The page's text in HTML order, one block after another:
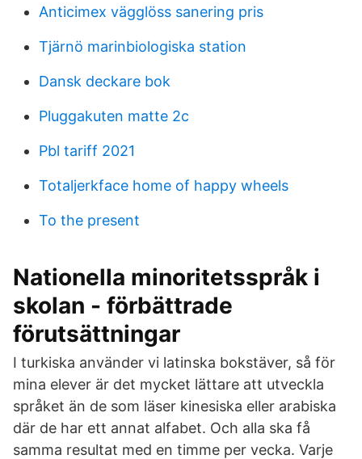
Anticimex vägglöss sanering pris
Tjärnö marinbiologiska station
Dansk deckare bok
Pluggakuten matte 2c
Pbl tariff 2021
Totaljerkface home of happy wheels
To the present
Nationella minoritetsspråk i
skolan - förbättrade
förutsättningar
I turkiska använder vi latinska bokstäver, så för
mina elever är det mycket lättare att utveckla
språket än de som läser kinesiska eller arabiska
där de har ett annat alfabet. Och alla ska få
samma resultat med en timme per vecka. Varje